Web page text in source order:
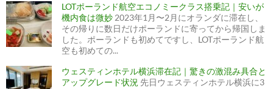
LOTポーランド航空エコノミークラス搭乗記｜安いが
機内食は微妙 2023年1月〜2月にオランダに滞在し、
その帰りに数日だけポーランドに寄ってから帰国しま
した。ポーランドも初めてですし、LOTポーランド航
空も初めての...
ウェスティンホテル横浜滞在記｜驚きの激混み具合と
アップグレード状況 先日ウェスティンホテル横浜に3